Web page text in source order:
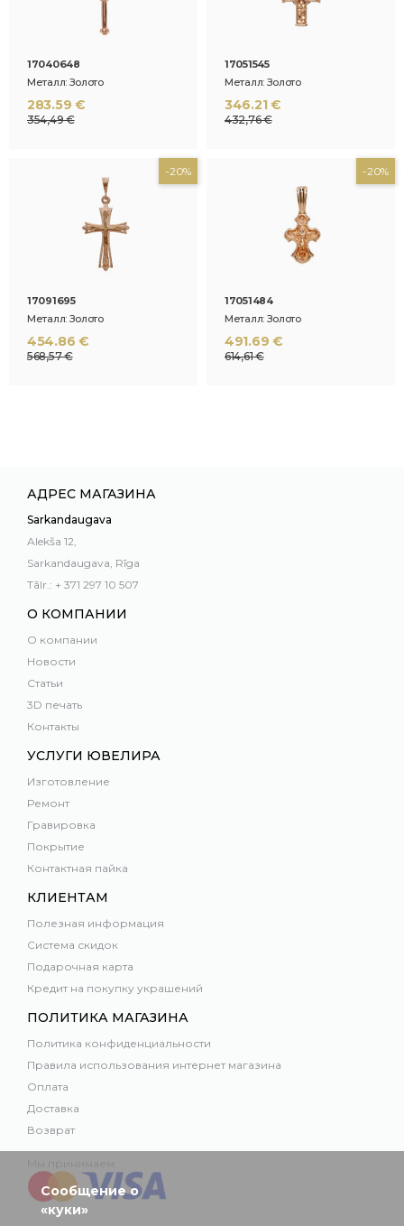
17040648
Металл: Золото
283.59 €
354,49 €
17051545
Металл: Золото
346.21 €
432,76 €
-20%
17091695
Металл: Золото
454.86 €
568,57 €
-20%
17051484
Металл: Золото
491.69 €
614,61 €
АДРЕС МАГАЗИНА
Sarkandaugava
Alekša 12,
Sarkandaugava, Rīga
Tālr.: + 371 297 10 507
О КОМПАНИИ
О компании
Новости
Статьи
3D печать
Контакты
УСЛУГИ ЮВЕЛИРА
Изготовление
Ремонт
Гравировка
Покрытие
Контактная пайка
КЛИЕНТАМ
Полезная информация
Система скидок
Подарочная карта
Кредит на покупку украшений
ПОЛИТИКА МАГАЗИНА
Политика конфиденциальности
Правила использования интернет магазина
Оплата
Доставка
Возврат
Сообщение о
«куки»